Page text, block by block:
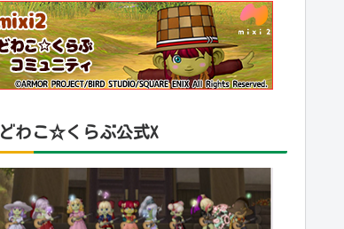
どわこ☆くらぶ公式X